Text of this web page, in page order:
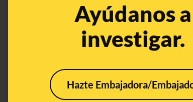
Ayúdanos a
investigar.
Hazte Embajadora/